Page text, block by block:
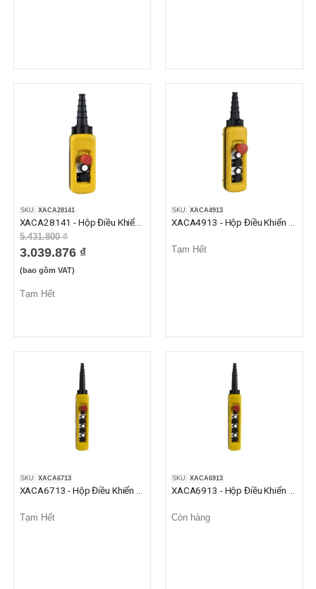
SKU: XACA28141
XACA28141 - Hộp Điều Khiển Cẩu Trục 2 Nút Nhấn + 1 Nhấn Khẩn
5.431.800 ₫
3.039.876 ₫
(bao gồm VAT)
Tạm Hết
SKU: XACA4913
Tạm Hết
SKU: XACA6713
Tạm Hết
SKU: XACA6913
Còn hàng